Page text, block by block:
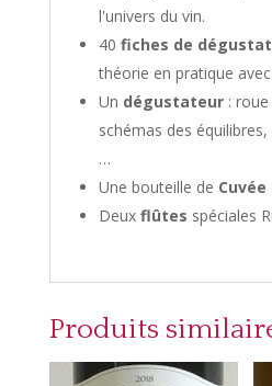
l'univers du vin.
40 fiches de
théorie en pratique
Un dégustateur: roue
schémas des
…
Une bouteille de
Deuxflûtes spéciales
Produits